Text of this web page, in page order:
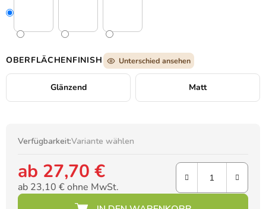
OBERFLÄCHENFINISH Unterschied ansehen
Glänzend Matt
Verfügbarkeit:Variante wählen
ab 27,70 €
ab 23,10 €ohne MwSt.